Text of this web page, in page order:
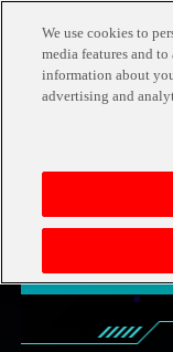
SAO家庭用ゲーム
We use cookies to
media features and
information about
advertising and